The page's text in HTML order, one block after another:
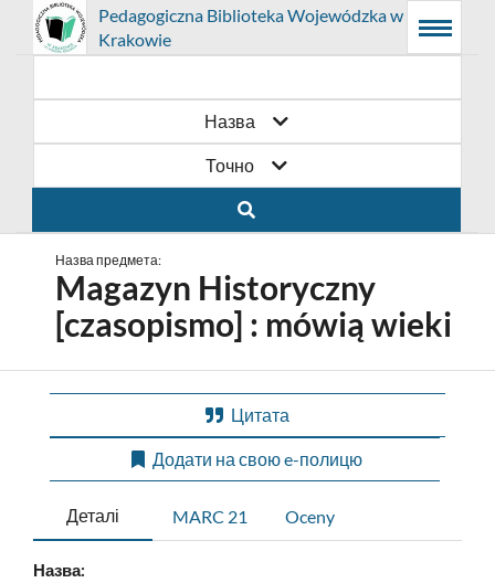
Головне
меню
Пошукова
система
Основний
контент
Prolib
Integro
-
Pedagogiczna Biblioteka Wojewódzka w
Krakowie
Menu
Назва
Точно
Назва предмета:
Magazyn Historyczny
[czasopismo] : mówią wieki
Цитата
Додати на свою e-полицю
Деталі MARC 21 Oceny
Назва: